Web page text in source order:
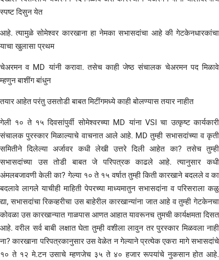
स्पष्ट दिसुन येत
आहे. त्यामुळे सोमेश्वर कारखाना हा नेमका सभासदांचा आहे की गेटकेनधारकांचा
याचा खुलासा प्रथम
चेअरमन व MD यांनी करावा. तसेच काही जेष्ठ संचालक चेअरमन पद मिळावे
म्हणुन बाशींग बांधुन
तयार आहेत परंतु उसतोडी बाबत मिटींगमध्ये काही बोलण्यास तयार नाहीत
गेली १० ते १५ दिवसांपुर्वी सोमेश्वरच्या MD यांना VSI चा उत्कृष्ट कार्यकारी
संचालक पुरस्कार मिळाल्याचे वाचनात आले आहे. MD तुम्ही सभासदांच्या व कृती
समितीने दिलेल्या अर्जावर कधी लेखी उत्तरे दिली आहेत का? तसेच तुम्ही
सभासदांच्या उस तोडी बाबत जे परिपत्रक काढले आहे. त्यानुसार कधी
अंमलबजावणी केली का? गेल्या १० ते १५ वर्षात तुम्ही किती कारखाने बदलले व का
बदलावे लागले याचीही माहिती पेपरच्या माध्यमातुन सभासदांना व परिसराला कळु
द्या, सभासदांचा रिकव्हरीचा उस बाहेरील कारखान्यांना जात आहे व तुम्ही गेटकेनचा
कोवळा उस कारखान्यात गाळपास आणत आहात यावरूनच तुमची कार्यक्षमता दिसत
आहे. वरील सर्व बाबी लक्षात घेता तुम्ही वशीला लावुन तर पुरस्कार मिळवला नाही
ना? कारखाना परिपत्रकानुसार उस वेळेत न गेल्याने प्रत्येक एकरा मागे सभासदांचे
१० ते १२ मे.टन उसाचे म्हणजेच ३५ ते ४० हजार रूपयांचे नुकसान होत आहे.